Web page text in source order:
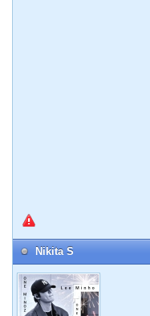
Nikita S